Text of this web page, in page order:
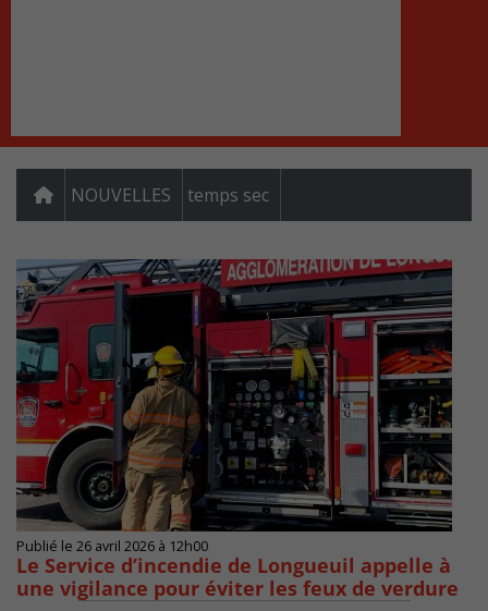
NOUVELLES temps sec
Publié le 26 avril 2026 à 12h00
Le Service d’incendie de Longueuil appelle à
une vigilance pour éviter les feux de verdure